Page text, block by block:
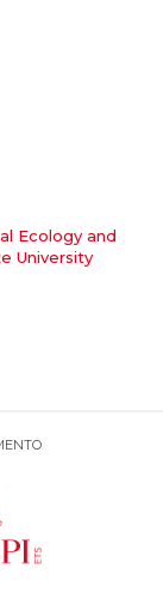
Ecology and
University